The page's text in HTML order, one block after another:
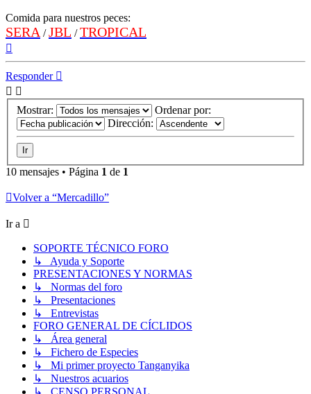
Comida para nuestros peces:
SERA /JBL /TROPICAL
Responder
Mostrar:
Ordenar por:
Dirección:
10 mensajes • Página 1 de 1
Volver a “Mercadillo”
Ir a
SOPORTE TÉCNICO FORO
↳ Ayuda y Soporte
PRESENTACIONES Y NORMAS
↳ Normas del foro
↳ Presentaciones
↳ Entrevistas
FORO GENERAL DE CÍCLIDOS
↳ Área general
↳ Fichero de Especies
↳ Mi primer proyecto Tanganyika
↳ Nuestros acuarios
↳ CENSO PERSONAL